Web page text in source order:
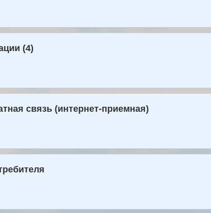
(4)
связь (интернет-приемная)